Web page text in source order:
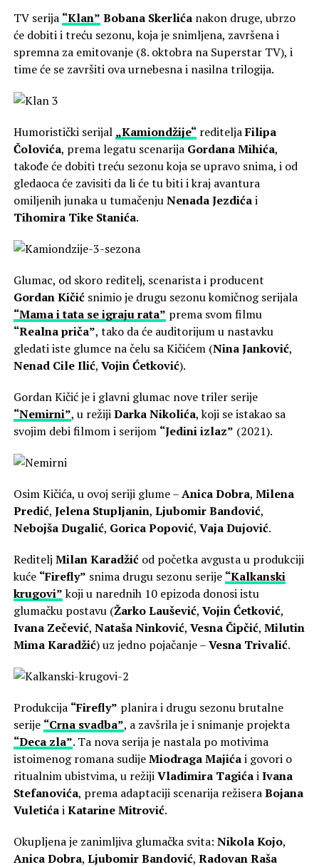
TV serija “Klan” Bobana Skerlićanakon druge, ubrzo
će dobiti i treću sezonu, koja je snimljena, završena i
spremna za emitovanje (8. oktobra na Superstar TV), i
time će se završiti ova urnebesna i nasilna trilogija.
Humoristički serijal „Kamiondžije“rediteljaFilipa
Čolovića, prema legatu scenarija Gordana Mihića,
takođe će dobiti treću sezonu koja se upravo snima, i od
gledaoca će zavisiti da li će tu biti i kraj avantura
omiljenih junaka u tumačenjuNenada Jezdićai
Tihomira Tike Stanića.
Glumac, od skoro reditelj, scenarista i producent
Gordan Kičićsnimio je drugu sezonu komičnog serijala
“Mama i tata se igraju rata” prema svom filmu
“Realna priča”, tako da će auditorijum u nastavku
gledati iste glumce na čelu sa Kičićem (Nina Janković,
Nenad Cile Ilić, Vojin Ćetković).
Gordan Kičić je i glavni glumac nove triler serije
“Nemirni”, u režijiDarka Nikolića, koji se istakao sa
svojim debi filmom i serijom “Jedini izlaz” (2021).
Osim Kičića, u ovoj seriji glume –Anica Dobra, Milena
Predić, Jelena Stupljanin, Ljubomir Bandović,
Nebojša Dugalić, Gorica Popović, Vaja Dujović.
Reditelj Milan Karadžićod početka avgusta u produkciji
kuće “Firefly” snima drugu sezonu serije “Kalkanski
krugovi”koji u narednih 10 epizoda donosi istu
glumačku postavu (Žarko Laušević, Vojin Ćetković,
Ivana Zečević, Nataša Ninković, Vesna Čipčić, Milutin
Mima Karadžić) uz jedno pojačanje –Vesna Trivalić.
Produkcija “Firefly” planira i drugu sezonu brutalne
serije “Crna svadba”, a zavšrila je i snimanje projekta
“Deca zla”. Ta nova serija je nastala po motivima
istoimenog romana sudijeMiodraga Majićai govori o
ritualnim ubistvima, u režijiVladimira TagićaiIvana
Stefanovića, prema adaptaciji scenarija režiseraBojana
VuletićaiKatarine Mitrović.
Okupljena je zanimljiva glumačka svita: Nikola Kojo,
Anica Dobra, Ljubomir Bandović, Radovan Raša